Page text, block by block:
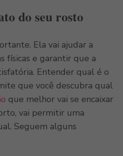
do seu rosto
Ela vai ajudar a
físicas e garantir que a
Entender qual é o
que você descubra qual
que melhor vai se encaixar
vai permitir uma
Seguem alguns